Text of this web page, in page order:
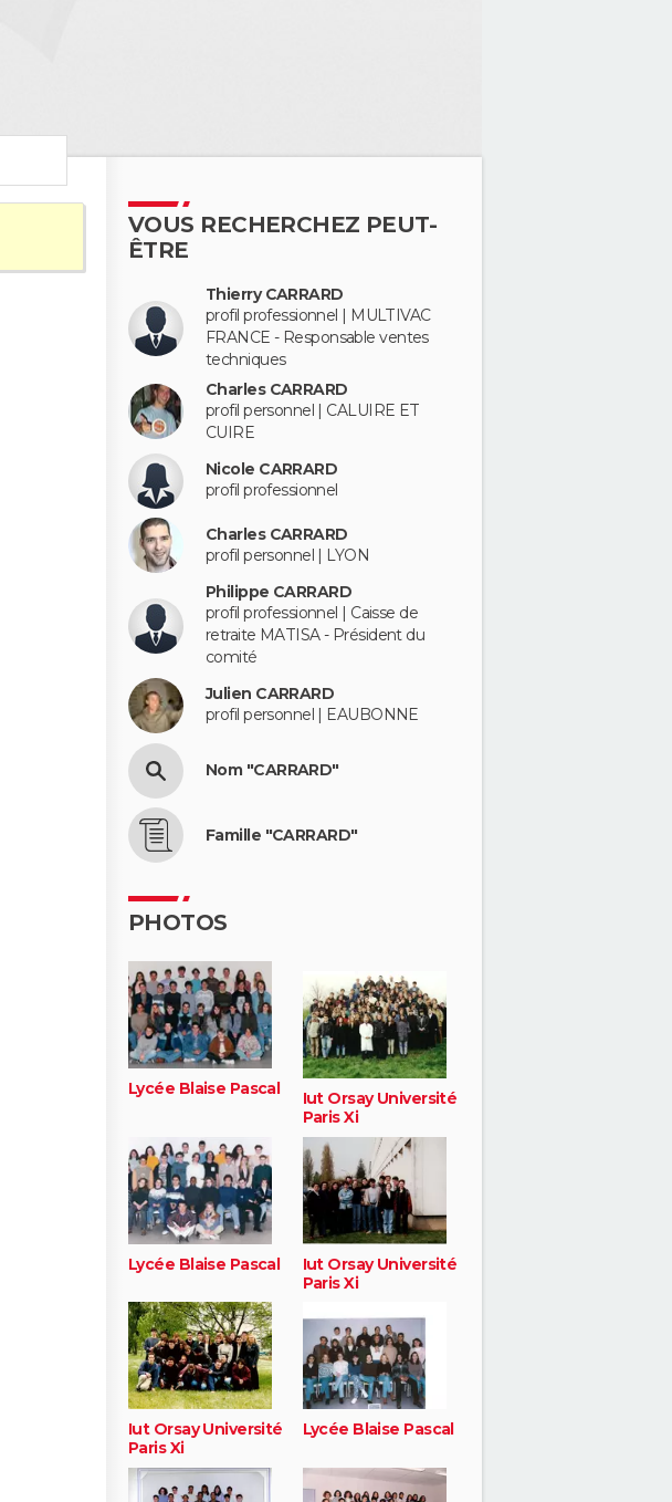
VOUS RECHERCHEZ PEUT-
ÊTRE
Thierry CARRARD
profil professionnel | MULTIVAC
FRANCE - Responsable ventes
techniques
Charles CARRARD
profil personnel | CALUIRE ET
CUIRE
Nicole CARRARD
profil professionnel
Charles CARRARD
profil personnel | LYON
Philippe CARRARD
profil professionnel | Caisse de
retraite MATISA - Président du
comité
Julien CARRARD
profil personnel | EAUBONNE
Nom "CARRARD"
Famille "CARRARD"
PHOTOS
Lycée Blaise Pascal
Iut Orsay Université
Paris Xi
Lycée Blaise Pascal
Iut Orsay Université
Paris Xi
Iut Orsay Université
Paris Xi
Lycée Blaise Pascal